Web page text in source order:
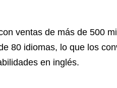
ventas de más de 500
80 idiomas, lo que los
en inglés.